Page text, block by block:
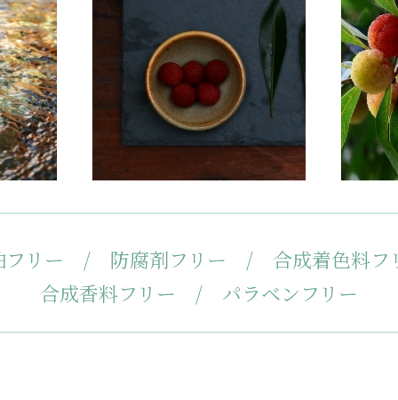
フリー / 防腐剤フリー / 合成着色料
合成香料フリー / パラベンフリー